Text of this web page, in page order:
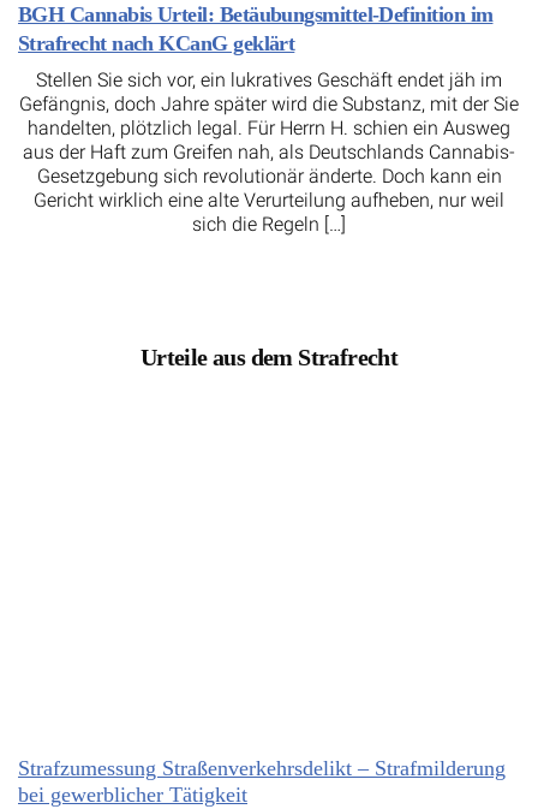
BGH Cannabis Urteil: Betäubungsmittel-Definition im
Strafrecht nach KCanG geklärt
Stellen Sie sich vor, ein lukratives Geschäft endet jäh im
Gefängnis, doch Jahre später wird die Substanz, mit der Sie
handelten, plötzlich legal. Für Herrn H. schien ein Ausweg
aus der Haft zum Greifen nah, als Deutschlands Cannabis-
Gesetzgebung sich revolutionär änderte. Doch kann ein
Gericht wirklich eine alte Verurteilung aufheben, nur weil
sich die Regeln […]
Urteile aus dem Strafrecht
Strafzumessung Straßenverkehrsdelikt – Strafmilderung
bei gewerblicher Tätigkeit